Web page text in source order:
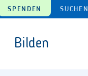
SPENDEN SUCHEN
Bilden